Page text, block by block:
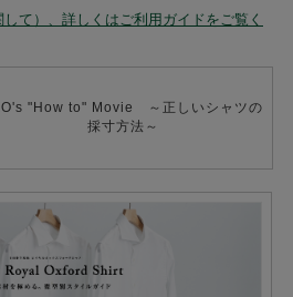
滑らかな風合いが魅力です。
ワイドカラーがモデルを新たにして登場し
することで、現代のコンパクトなジャケッ
ンな雰囲気に仕上がっています。
届けする一枚。是非お試しください。
て）、詳しくはご利用ガイドをご覧く
"How to" Movie ～正しいシャツの
採寸方法～